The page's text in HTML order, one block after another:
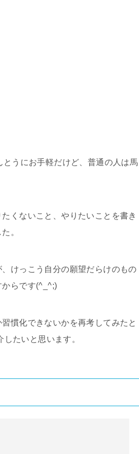
うにお手軽だけど、普通の人は馬
くないこと、やりたいことを書き
。
けっこう自分の願望だらけのもの
からです(^_^;)
慣化できないかを再考してみたと
たいと思います。